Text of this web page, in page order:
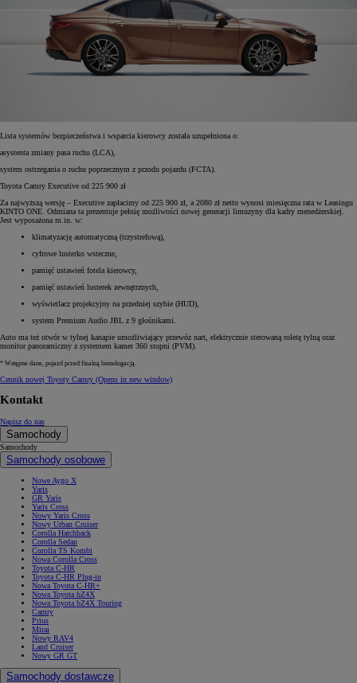
Lista systemów bezpieczeństwa i wsparcia kierowcy została uzupełniona o:
asystenta zmiany pasa ruchu (LCA),
system ostrzegania o ruchu poprzecznym z przodu pojazdu (FCTA).
Toyota Camry Executive od 225 900 zł
Za najwyższą wersję – Executive zapłacimy od 225 900 zł, a 2080 zł netto wynosi miesięczna rata w Leasingu
KINTO ONE. Odmiana ta prezentuje pełnię możliwości nowej generacji limuzyny dla kadry menedżerskiej.
Jest wyposażona m.in. w:
klimatyzację automatyczną (trzystrefową),
cyfrowe lusterko wsteczne,
pamięć ustawień fotela kierowcy,
pamięć ustawień lusterek zewnętrznych,
wyświetlacz projekcyjny na przedniej szybie (HUD),
system Premium Audio JBL z 9 głośnikami.
Auto ma też otwór w tylnej kanapie umożliwiający przewóz nart, elektrycznie sterowaną roletę tylną oraz
monitor panoramiczny z systemem kamer 360 stopni (PVM).
* Wstępne dane, pojazd przed finalną homologacją.
Cennik nowej Toyoty Camry (Opens in new window)
Kontakt
Napisz do nas
Samochody
Samochody
Samochody osobowe
Nowe Aygo X
Yaris
GR Yaris
Yaris Cross
Nowy Yaris Cross
Nowy Urban Cruiser
Corolla Hatchback
Corolla Sedan
Corolla TS Kombi
Nowa Corolla Cross
Toyota C-HR
Toyota C-HR Plug-in
Nowa Toyota C-HR+
Nowa Toyota bZ4X
Nowa Toyota bZ4X Touring
Camry
Prius
Mirai
Nowy RAV4
Land Cruiser
Nowy GR GT
Samochody dostawcze